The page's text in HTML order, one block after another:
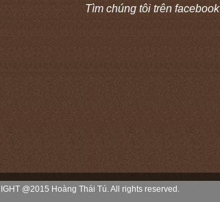
Tìm chúng tôi trên facebook
@2015 Hoàng Thái Tú. All rights reserved.